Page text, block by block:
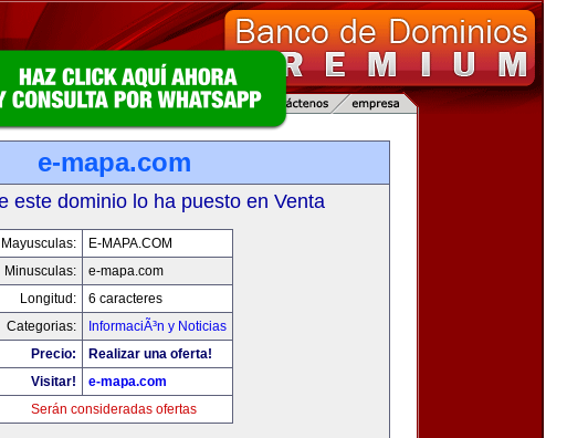
e-mapa.com
este dominio lo ha puesto en Venta
Mayusculas:
E-MAPA.COM
Minusculas:
e-mapa.com
Longitud:
6 caracteres
Categorias:
InformaciÃ³n y Noticias
Precio:
Realizar una oferta!
Visitar!
e-mapa.com
Serán consideradas ofertas